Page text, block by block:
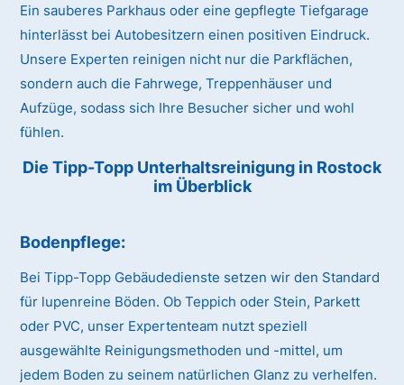
Ein sauberes Parkhaus oder eine gepflegte Tiefgarage
hinterlässt bei Autobesitzern einen positiven Eindruck.
Unsere Experten reinigen nicht nur die Parkflächen,
sondern auch die Fahrwege, Treppenhäuser und
Aufzüge, sodass sich Ihre Besucher sicher und wohl
fühlen.
Die Tipp-Topp Unterhaltsreinigung in Rostock
im Überblick
Bodenpflege:
Bei Tipp-Topp Gebäudedienste setzen wir den Standard
für lupenreine Böden. Ob Teppich oder Stein, Parkett
oder PVC, unser Expertenteam nutzt speziell
ausgewählte Reinigungsmethoden und -mittel, um
jedem Boden zu seinem natürlichen Glanz zu verhelfen.